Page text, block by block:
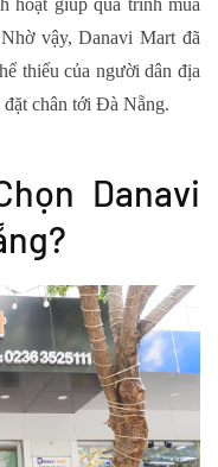
hoạt giúp quá trình mua
vậy, Danavi Mart đã
thiếu của người dân địa
chân tới Đà Nẵng.
Danavi